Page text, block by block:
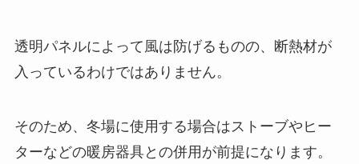
透明パネルによって風は防げるものの、断熱材が
入っているわけではありません。
そのため、冬場に使用する場合はストーブやヒー
ターなどの暖房器具との併用が前提になります。